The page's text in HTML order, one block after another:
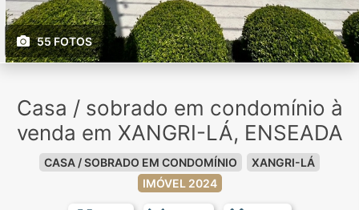
55 FOTOS
Casa / sobrado em condomínio à
venda em XANGRI-LÁ, ENSEADA
CASA / SOBRADO EM CONDOMÍNIO
XANGRI-LÁ
IMÓVEL 2024